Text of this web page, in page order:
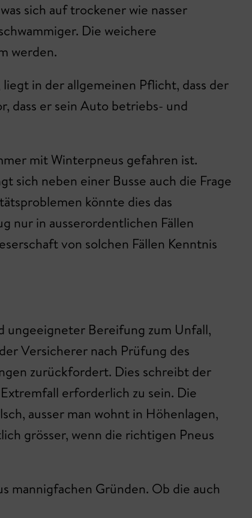
sich auf trockener wie nasser
Die weichere
werden.
in der allgemeinen Pflicht, dass der
dass er sein Auto betriebs- und
mit Winterpneus gefahren ist.
sich neben einer Busse auch die Frage
könnte dies das
nur in ausserordentlichen Fällen
von solchen Fällen Kenntnis
ungeeigneter Bereifung zum Unfall,
Versicherer nach Prüfung des
zurückfordert. Dies schreibt der
erforderlich zu sein. Die
ausser man wohnt in Höhenlagen,
grösser, wenn die richtigen Pneus
mannigfachen Gründen. Ob die auch